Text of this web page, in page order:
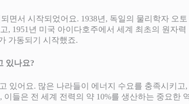
면서 시작되었어요. 1938년, 독일의 물리학자
1951년 미국 아이다호주에서 세계 최초의 원자
가동되기 시작했죠.
있나요?
있어요. 많은 나라들이 에너지 수요를 충족시키
들은 전 세계 전력의 약 10%를 생산하는 중요한